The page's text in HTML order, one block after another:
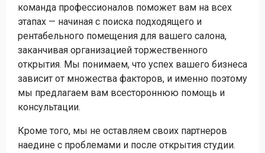
команда профессионалов поможет вам на всех
этапах — начиная с поиска подходящего и
рентабельного помещения для вашего салона,
заканчивая организацией торжественного
открытия. Мы понимаем, что успех вашего бизнеса
зависит от множества факторов, и именно поэтому
мы предлагаем вам всестороннюю помощь и
консультации.
Кроме того, мы не оставляем своих партнеров
наедине с проблемами и после открытия студии.